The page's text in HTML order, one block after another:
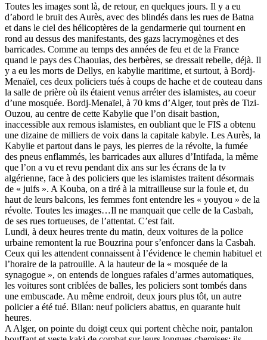
Toutes les images sont là, de retour, en quelques jours. Il y a eu
d’abord le bruit des Aurès, avec des blindés dans les rues de Batna
et dans le ciel des hélicoptères de la gendarmerie qui tournent en
rond au dessus des manifestants, des gazs lacrymogènes et des
barricades. Comme au temps des années de feu et de la France
quand le pays des Chaouias, des berbères, se dressait rebelle, déjà. Il
y a eu les morts de Dellys, en kabylie maritime, et surtout, à Bordj-
Menaïel, ces deux policiers tués à coups de hache et de couteau dans
la salle de prière où ils étaient venus arréter des islamistes, au coeur
d’une mosquée. Bordj-Menaïel, à 70 kms d’Alger, tout près de Tizi-
Ouzou, au centre de cette Kabylie que l’on disait bastion,
inaccessible aux remous islamistes, en oubliant que le FIS a obtenu
une dizaine de milliers de voix dans la capitale kabyle. Les Aurès, la
Kabylie et partout dans le pays, les pierres de la révolte, la fumée
des pneus enflammés, les barricades aux allures d’Intifada, la même
que l’on a vu et revu pendant dix ans sur les écrans de la tv
algérienne, face à des policiers que les islamistes traitent désormais
de « juifs ». A Kouba, on a tiré à la mitrailleuse sur la foule et, du
haut de leurs balcons, les femmes font entendre les « youyou » de la
révolte. Toutes les images…Il ne manquait que celle de la Casbah,
de ses rues tortueuses, de l’attentat. C’est fait.
Lundi, à deux heures trente du matin, deux voitures de la police
urbaine remontent la rue Bouzrina pour s’enfoncer dans la Casbah.
Ceux qui les attendent connaissent à l’évidence le chemin habituel et
l’horaire de la patrouille. A la hauteur de la « mosquée de la
synagogue », on entends de longues rafales d’armes automatiques,
les voitures sont criblées de balles, les policiers sont tombés dans
une embuscade. Au même endroit, deux jours plus tôt, un autre
policier a été tué. Bilan: neuf policiers abattus, en quarante huit
heures.
A Alger, on pointe du doigt ceux qui portent chèche noir, pantalon